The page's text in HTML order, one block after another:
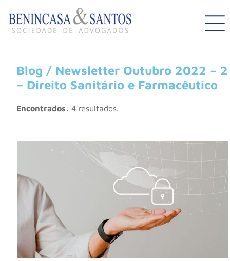
Blog / Newsletter Outubro 2022 – 2
– Direito Sanitário e Farmacêutico
Encontrados: 4 resultados.